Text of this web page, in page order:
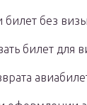
билет без
билет для